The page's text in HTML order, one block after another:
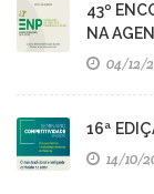
43º
NA
04/12/
16ª
14/10/